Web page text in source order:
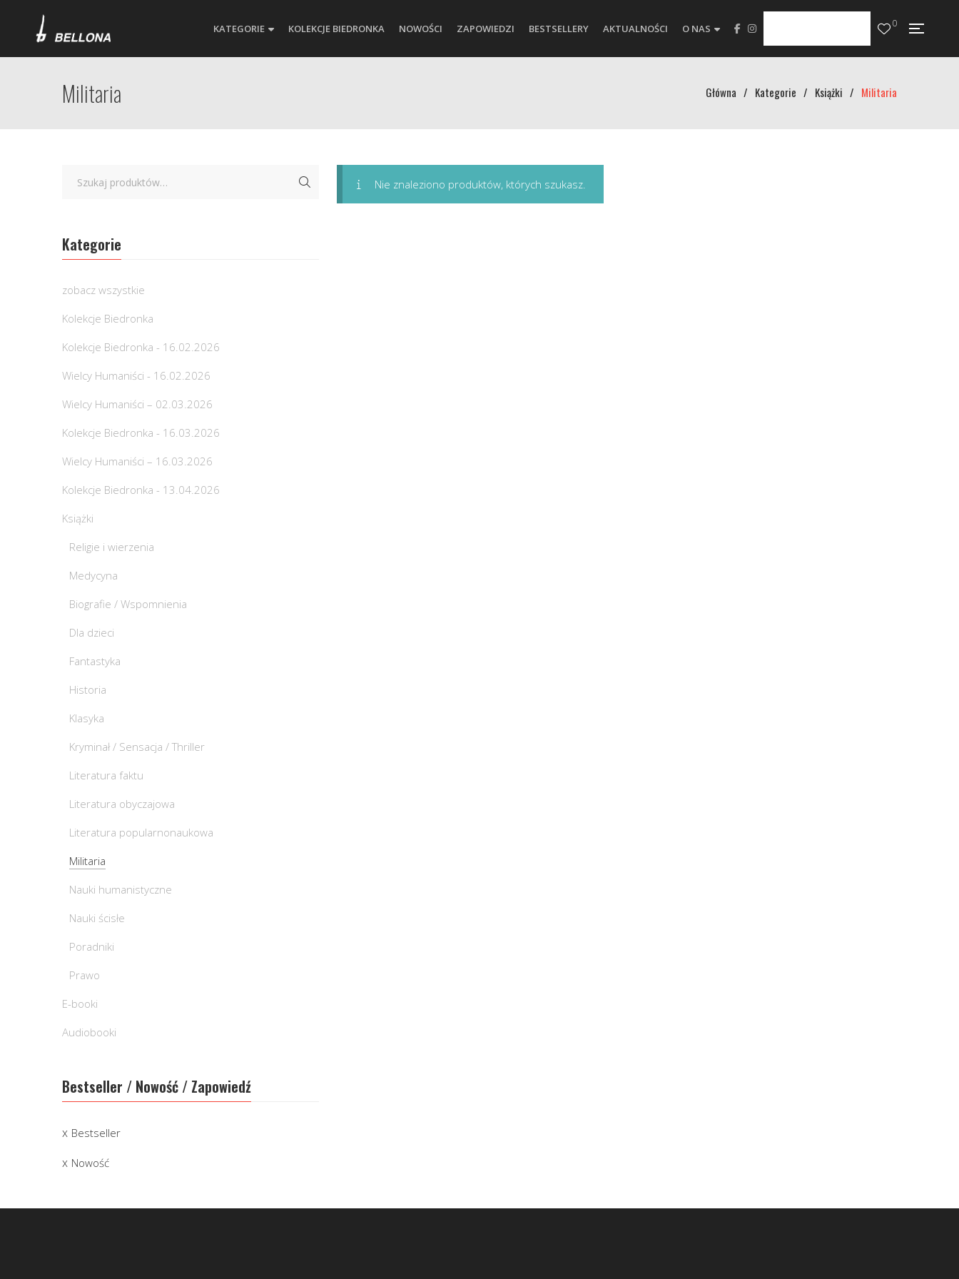
KATEGORIE KOLEKCJE BIEDRONKA NOWOŚCI ZAPOWIEDZI BESTSELLERY AKTUALNOŚCI O NAS 0
Militaria Główna / Kategorie / Książki / Militaria
Nie znaleziono produktów, których szukasz.
Kategorie
zobacz wszystkie
Kolekcje Biedronka
Kolekcje Biedronka - 16.02.2026
Wielcy Humaniści - 16.02.2026
Wielcy Humaniści – 02.03.2026
Kolekcje Biedronka - 16.03.2026
Wielcy Humaniści – 16.03.2026
Kolekcje Biedronka - 13.04.2026
Książki
Religie i wierzenia
Medycyna
Biografie / Wspomnienia
Dla dzieci
Fantastyka
Historia
Klasyka
Kryminał / Sensacja / Thriller
Literatura faktu
Literatura obyczajowa
Literatura popularnonaukowa
Militaria
Nauki humanistyczne
Nauki ścisłe
Poradniki
Prawo
E-booki
Audiobooki
Bestseller / Nowość / Zapowiedź
Bestseller
Nowość